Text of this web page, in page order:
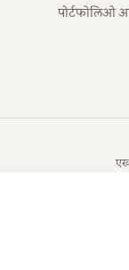
पोर्टफोलिओ